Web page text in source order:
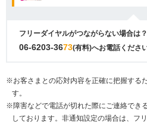
フリーダイヤルがつながらない場合は？
06-6203-3673(有料)へお電話ください
※お客さまとの応対内容を正確に把握する
す。
※障害などで電話が切れた際にご連絡でき
しております。非通知設定の場合は、フ